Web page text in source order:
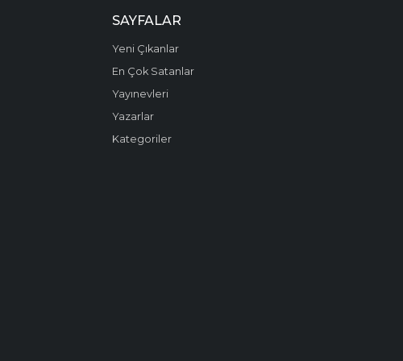
SAYFALAR
Yeni Çıkanlar
En Çok Satanlar
Yayınevleri
Yazarlar
Kategoriler